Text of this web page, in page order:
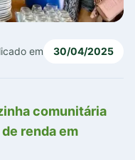
em 30/04/2025
comunitária
renda em